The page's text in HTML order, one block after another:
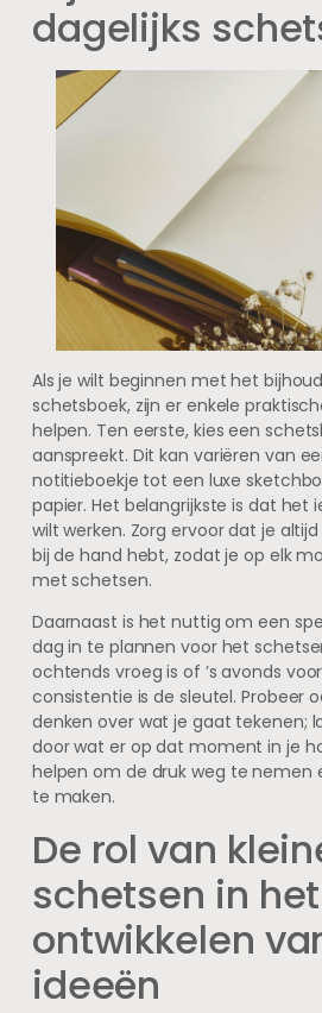
dagelijks
Als je wilt beginnen met het
schetsboek, zijn er enkele
helpen. Ten eerste, kies een
aanspreekt. Dit kan variëren van
notitieboekje tot een luxe
papier. Het belangrijkste is dat het
wilt werken. Zorg ervoor dat je
bij de hand hebt, zodat je op elk
met schetsen.
Daarnaast is het nuttig om een
dag in te plannen voor het
ochtends vroeg is of ’s avonds
consistentie is de sleutel. Probeer
denken over wat je gaat tekenen;
door wat er op dat moment in je
helpen om de druk weg te nemen
te maken.
De rol van
schetsen in het
ontwikkelen
ideeën